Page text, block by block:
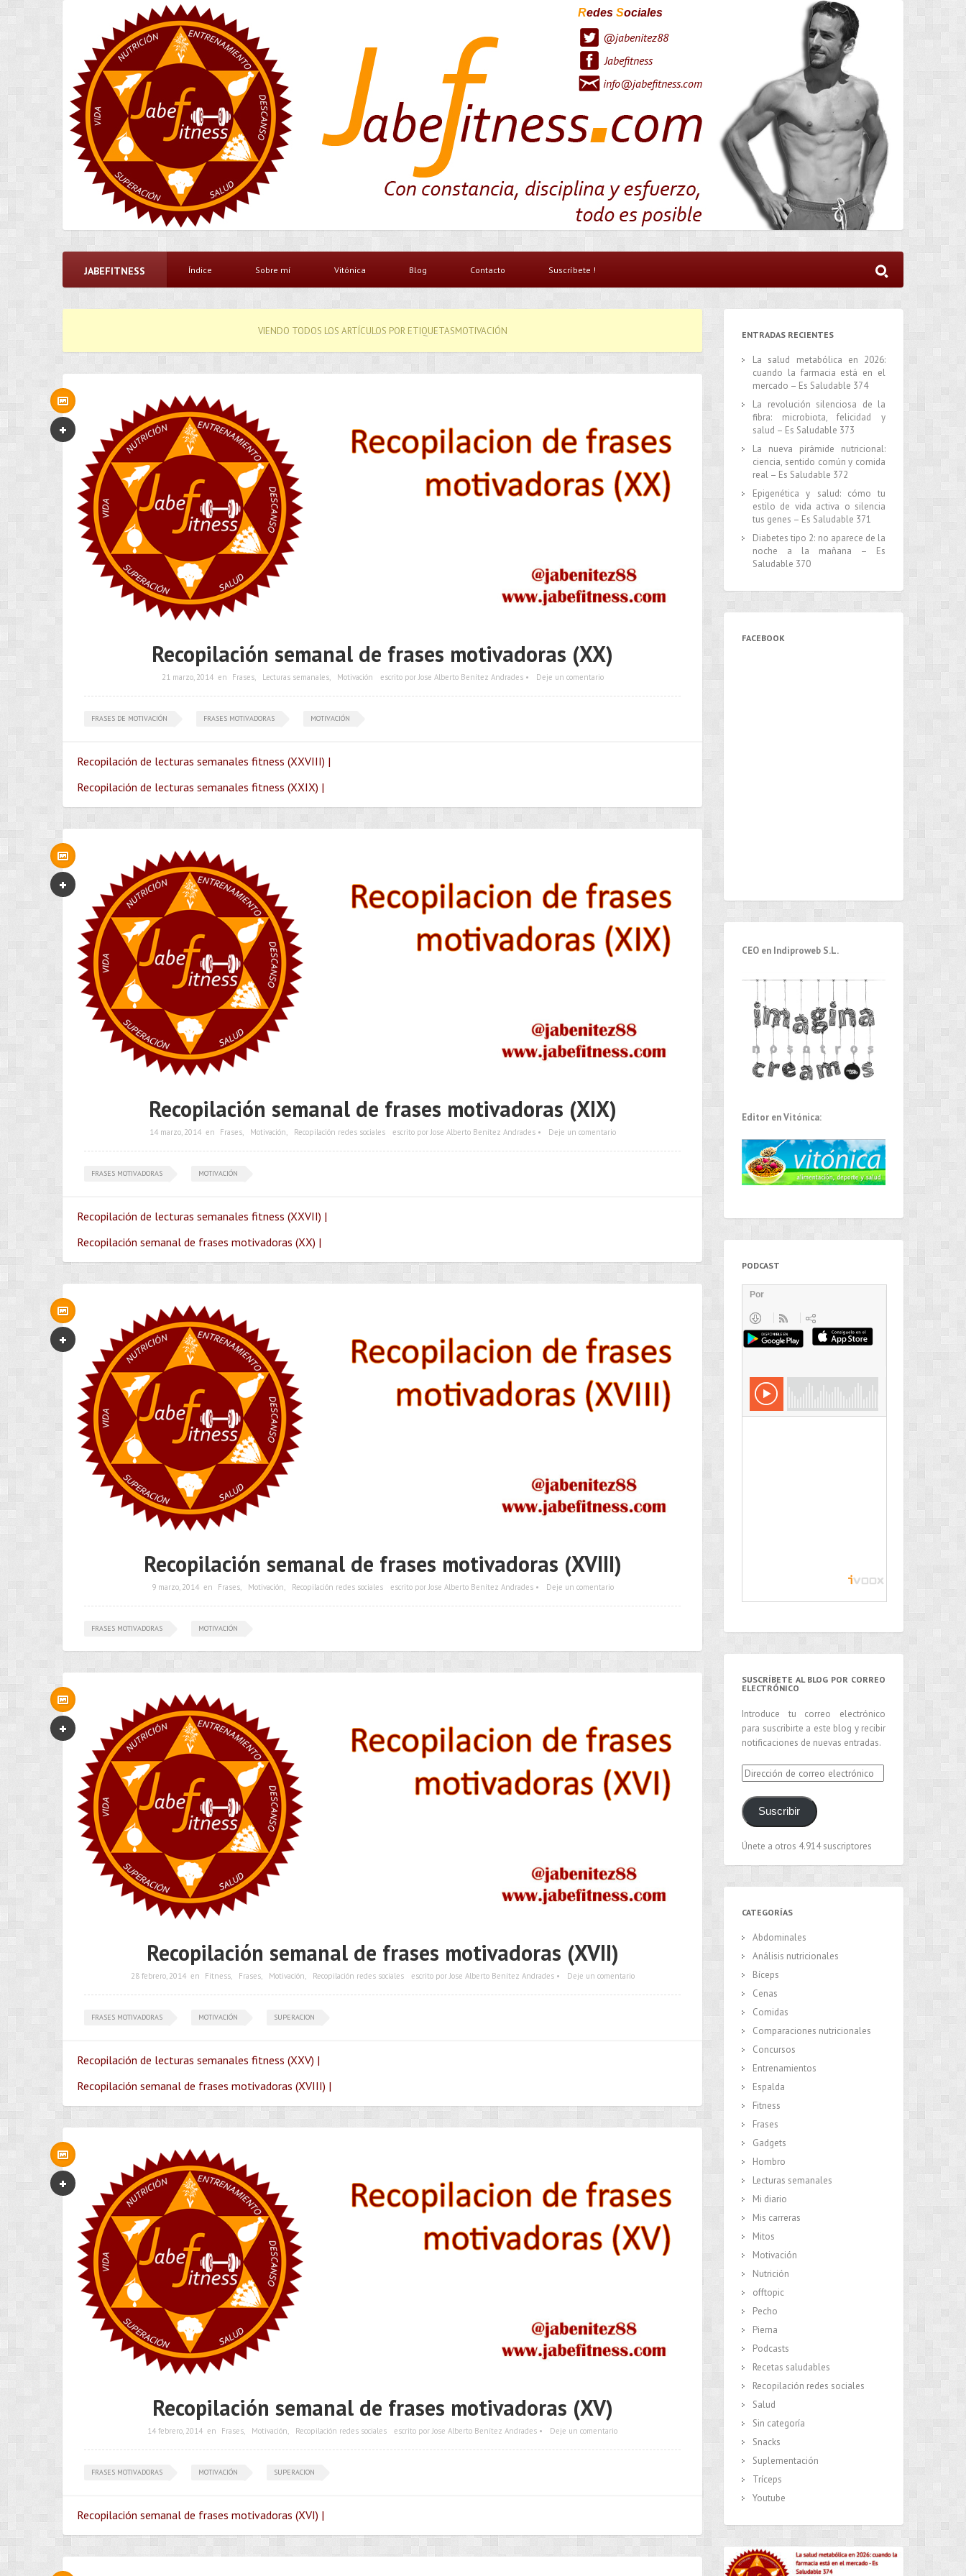
Redes Sociales
@jabenitez88
Jabefitness
info@jabefitness.com
JABEFITNESS Índice Sobre mí Vitónica Blog Contacto Suscríbete !
VIENDO TODOS LOS ARTÍCULOS POR ETIQUETASMOTIVACIÓN
Recopilación semanal de frases motivadoras (XX)
21 marzo, 2014 en Frases, Lecturas semanales, Motivación escrito por Jose Alberto Benítez Andrades • Deje un comentario
FRASES DE MOTIVACIÓN FRASES MOTIVADORAS MOTIVACIÓN
Recopilación de lecturas semanales fitness (XXVIII) |
Recopilación de lecturas semanales fitness (XXIX) |
Recopilación semanal de frases motivadoras (XIX)
14 marzo, 2014 en Frases, Motivación, Recopilación redes sociales escrito por Jose Alberto Benítez Andrades • Deje un comentario
FRASES MOTIVADORAS MOTIVACIÓN
Recopilación de lecturas semanales fitness (XXVII) |
Recopilación semanal de frases motivadoras (XX) |
Recopilación semanal de frases motivadoras (XVIII)
9 marzo, 2014 en Frases, Motivación, Recopilación redes sociales escrito por Jose Alberto Benítez Andrades • Deje un comentario
FRASES MOTIVADORAS MOTIVACIÓN
Recopilación semanal de frases motivadoras (XVII)
28 febrero, 2014 en Fitness, Frases, Motivación, Recopilación redes sociales escrito por Jose Alberto Benítez Andrades • Deje un comentario
FRASES MOTIVADORAS MOTIVACIÓN SUPERACION
Recopilación de lecturas semanales fitness (XXV) |
Recopilación semanal de frases motivadoras (XVIII) |
Recopilación semanal de frases motivadoras (XV)
14 febrero, 2014 en Frases, Motivación, Recopilación redes sociales escrito por Jose Alberto Benítez Andrades • Deje un comentario
FRASES MOTIVADORAS MOTIVACIÓN SUPERACION
Recopilación semanal de frases motivadoras (XVI) |
ENTRADAS RECIENTES
La salud metabólica en 2026:
cuando la farmacia está en el
mercado – Es Saludable 374
La revolución silenciosa de la
fibra: microbiota, felicidad y
salud – Es Saludable 373
La nueva pirámide nutricional:
ciencia, sentido común y comida
real – Es Saludable 372
Epigenética y salud: cómo tu
estilo de vida activa o silencia
tus genes – Es Saludable 371
Diabetes tipo 2: no aparece de la
noche a la mañana – Es
Saludable 370
FACEBOOK
CEO en Indiproweb S.L.
Editor en Vitónica:
PODCAST
SUSCRÍBETE AL BLOG POR CORREO
ELECTRÓNICO
Introduce tu correo electrónico
para suscribirte a este blog y recibir
notificaciones de nuevas entradas.
Dirección
de
correo
electrónico
Suscribir
Únete a otros 4.914 suscriptores
CATEGORÍAS
Abdominales
Análisis nutricionales
Bíceps
Cenas
Comidas
Comparaciones nutricionales
Concursos
Entrenamientos
Espalda
Fitness
Frases
Gadgets
Hombro
Lecturas semanales
Mi diario
Mis carreras
Mitos
Motivación
Nutrición
offtopic
Pecho
Pierna
Podcasts
Recetas saludables
Recopilación redes sociales
Salud
Sin categoría
Snacks
Suplementación
Tríceps
Youtube